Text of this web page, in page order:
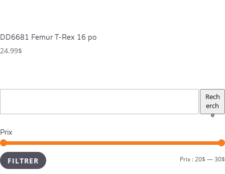
DD6681 Femur T-Rex 16 po
24.99$
Rech
erch
e
Prix
FILTRER Prix :20$ —30$